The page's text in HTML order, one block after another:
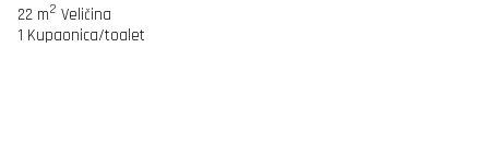
22 m2 Veličina
1 Kupaonica/toalet